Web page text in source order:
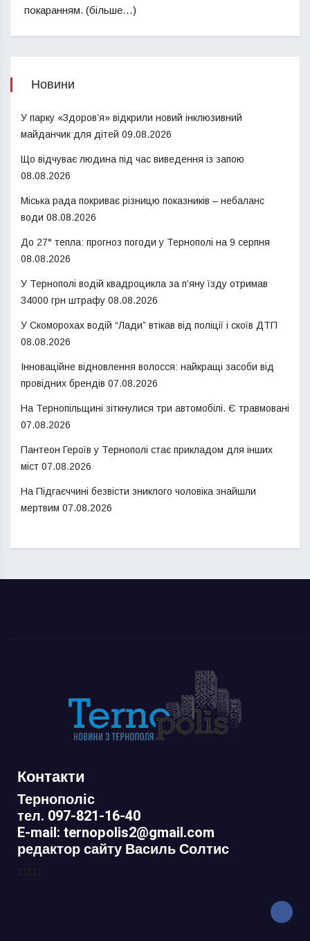
покаранням. (більше…)
Новини
У парку «Здоров’я» відкрили новий інклюзивний
майданчик для дітей 09.08.2026
Що відчуває людина під час виведення із запою
08.08.2026
Міська рада покриває різницю показників – небаланс
води 08.08.2026
До 27° тепла: прогноз погоди у Тернополі на 9 серпня
08.08.2026
У Тернополі водій квадроцикла за п’яну їзду отримав
34000 грн штрафу 08.08.2026
У Скоморохах водій “Лади” втікав від поліції і скоїв ДТП
08.08.2026
Інноваційне відновлення волосся: найкращі засоби від
провідних брендів 07.08.2026
На Тернопільщині зіткнулися три автомобілі. Є травмовані
07.08.2026
Пантеон Героїв у Тернополі стає прикладом для інших
міст 07.08.2026
На Підгаєччині безвісти зниклого чоловіка знайшли
мертвим 07.08.2026
Контакти
Тернополіс
тел. 097-821-16-40
E-mail: ternopolis2@gmail.com
редактор сайту Василь Солтис